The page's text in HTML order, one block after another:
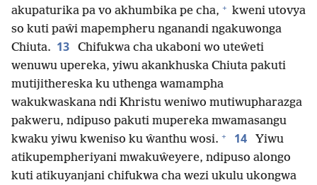
akupaturika pa vo akhumbika pe cha, + kweni utovya
so kuti paŵi mapempheru nganandi ngakuwonga
Chiuta. 13
Chifukwa cha ukaboni wo uteŵeti
wenuwu upereka, yiwu akankhuska Chiuta pakuti
mutijithereska ku uthenga wamampha
wakukwaskana ndi Khristu weniwo mutiwupharazga
pakweru, ndipuso pakuti mupereka mwamasangu
kwaku yiwu kweniso ku ŵanthu wosi. + 14
Yiwu
atikupempheriyani mwakuŵeyere, ndipuso alongo
kuti atikuyanjani chifukwa cha wezi ukulu ukongwa